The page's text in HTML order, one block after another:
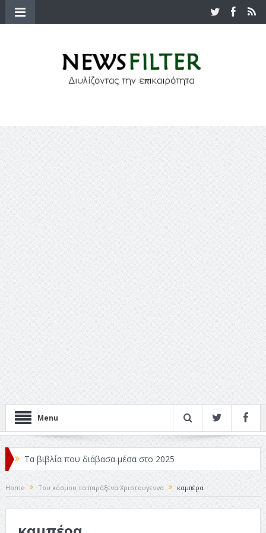
Menu
Τα βιβλία που διάβασα μέσα στο 2025
Κριτικές ταινιών: Ο Ντι Κάπριο και ο Λάνθιμος
Σχεδιασμός που «Μιλάει» Χωρίς Λέξεις
Σπιρτόκουτο: η απόλυτη αντισυμβατική καλοκαιρινή
Home Του κόσμου τα παράξενα Χριστούγεννα καμπέρα